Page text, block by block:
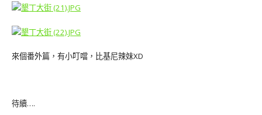
來個番外篇，有小叮噹，比基尼辣妹XD
待續….